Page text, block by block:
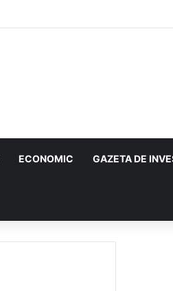
clar înaintea duelului cu CS
ECONOMIC GAZETA DE